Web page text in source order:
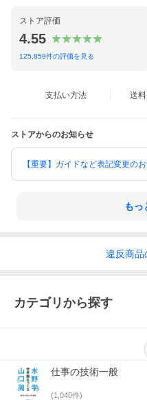
ストア評価
4.55
125,859件の評価を見る
支払い方法 送
ストアからのお知らせ
【重要】ガイドなど表記変更の
もっ
違反商品
カテゴリから探す
仕事の技術一般
(1,040件)